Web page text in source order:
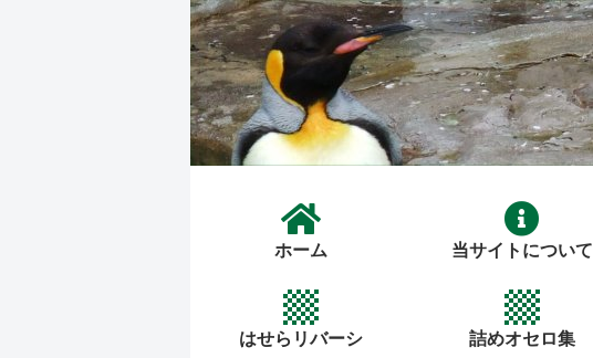
ホーム 当サイトについて
はせらリバーシ 詰めオセロ集